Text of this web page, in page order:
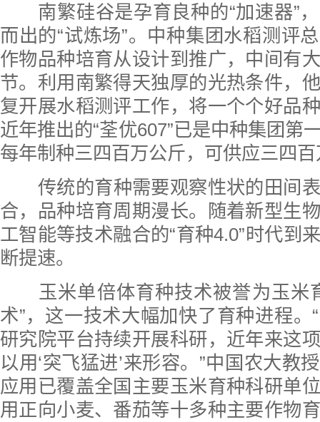
南繁硅谷是孕育良种的“加速器”
而出的“试炼场”。中种集团水稻测评
作物品种培育从设计到推广，中间有
节。利用南繁得天独厚的光热条件，
复开展水稻测评工作，将一个个好品
近年推出的“荃优607”已是中种集团第
每年制种三四百万公斤，可供应三四
传统的育种需要观察性状的田间
合，品种培育周期漫长。随着新型生
工智能等技术融合的“育种4.0”时代到
断提速。
玉米单倍体育种技术被誉为玉米
术”，这一技术大幅加快了育种进程。
研究院平台持续开展科研，近年来这
以用‘突飞猛进’来形容。”中国农大教
应用已覆盖全国主要玉米育种科研单
用正向小麦、番茄等十多种主要作物